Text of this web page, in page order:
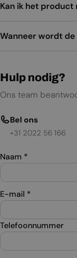
Kan ik het
Wanneer wordt
Hulp nodig?
Ons team
Bel ons
+31 2022 56 166
Naam *
E-mail *
Telefoonnummer